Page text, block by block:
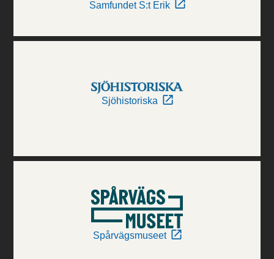
Samfundet S:t Erik
Sjöhistoriska
Spårvägsmuseet